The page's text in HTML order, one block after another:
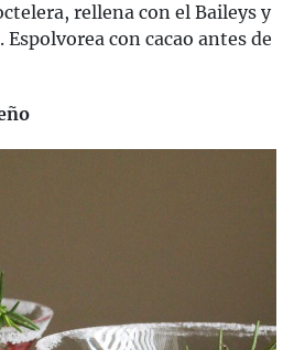
rellena con el Baileys y
con cacao antes de